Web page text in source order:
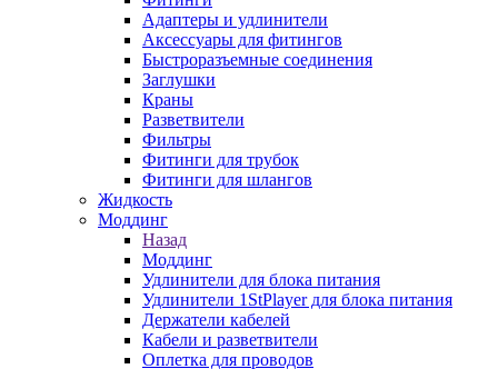
Адаптеры и удлинители
Аксессуары для фитингов
Быстроразъемные соединения
Заглушки
Краны
Разветвители
Фильтры
Фитинги для трубок
Фитинги для шлангов
Жидкость
Моддинг
Назад
Моддинг
Удлинители для блока питания
Удлинители 1StPlayer для блока питания
Держатели кабелей
Кабели и разветвители
Оплетка для проводов